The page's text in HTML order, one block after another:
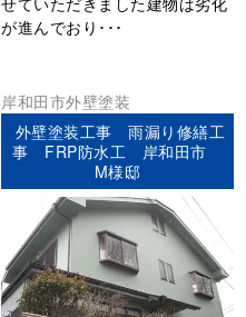
が進んでおり･･･
岸和田市外壁塗装
外壁塗装工事 雨漏り修繕工
事 FRP防水工 岸和田市
M様邸